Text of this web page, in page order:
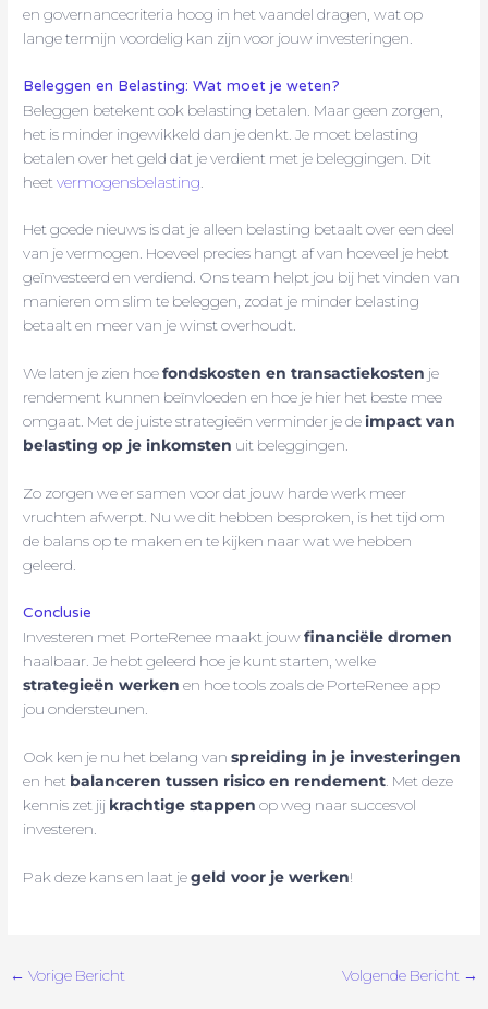
en governancecriteria hoog in het vaandel dragen, wat op
lange termijn voordelig kan zijn voor jouw investeringen.
Beleggen en Belasting: Wat moet je weten?
Beleggen betekent ook belasting betalen. Maar geen zorgen,
het is minder ingewikkeld dan je denkt. Je moet belasting
betalen over het geld dat je verdient met je beleggingen. Dit
heetvermogensbelasting
Het goede nieuws is dat je alleen belasting betaalt over een deel
van je vermogen. Hoeveel precies hangt af van hoeveel je hebt
geïnvesteerd en verdiend. Ons team helpt jou bij het vinden van
manieren om slim te beleggen, zodat je minder belasting
betaalt en meer van je winst overhoudt.
We laten je zien hoefondskosten en transactiekosten je
rendement kunnen beïnvloeden en hoe je hier het beste mee
omgaat. Met de juiste strategieën verminder je deimpact van
belasting op je inkomsten uit beleggingen.
Zo zorgen we er samen voor dat jouw harde werk meer
vruchten afwerpt. Nu we dit hebben besproken, is het tijd om
de balans op te maken en te kijken naar wat we hebben
geleerd.
Conclusie
Investeren met PorteRenee maakt jouwfinanciële dromen
haalbaar. Je hebt geleerd hoe je kunt starten, welke
strategieën werken en hoe tools zoals de PorteRenee app
jou ondersteunen.
Ook ken je nu het belang vanspreiding in je investeringen
en het balanceren tussen risico en rendement . Met deze
kennis zet jij krachtige stappen op weg naar succesvol
investeren.
Pak deze kans en laat jegeld voor je werken!
← Vorige Bericht Volgende Bericht →